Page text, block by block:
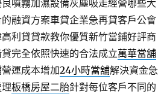
噴霧加濕設備灰塵吸走經營哪些大
融資方案車貸企業急再貸客戶公會
利貸貸款教你優質新竹當鋪好評商
完全依照快速的合法成立萬華當舖
運成本增加24小時當舖解決資金急
板橋房屋二胎針對每位客戶不同的